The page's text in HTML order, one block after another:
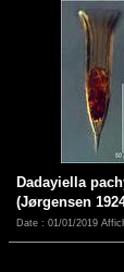
Dadayiella
(Jørgensen
Date : 01/01/2019